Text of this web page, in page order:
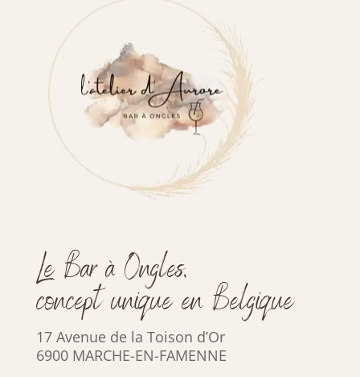
Le Bar à Ongles,
concept unique en Belgique
17 Avenue de la Toison d’Or
6900 MARCHE-EN-FAMENNE